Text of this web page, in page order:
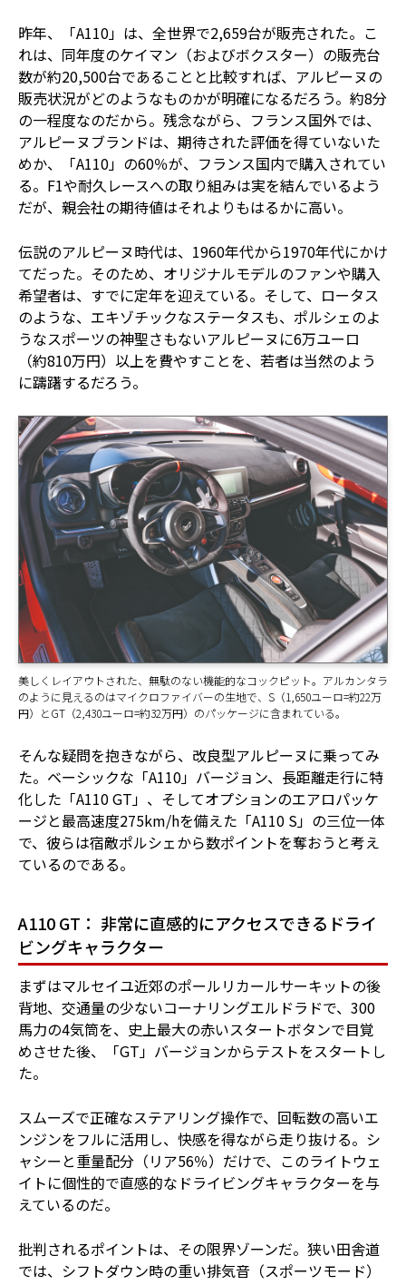
昨年、「A110」は、全世界で2,659台が販売された。こ
れは、同年度のケイマン（およびボクスター）の販売台
数が約20,500台であることと比較すれば、アルピーヌの
販売状況がどのようなものかが明確になるだろう。約8分
の一程度なのだから。残念ながら、フランス国外では、
アルピーヌブランドは、期待された評価を得ていないた
めか、「A110」の60％が、フランス国内で購入されてい
る。F1や耐久レースへの取り組みは実を結んでいるよう
だが、親会社の期待値はそれよりもはるかに高い。
伝説のアルピーヌ時代は、1960年代から1970年代にかけ
てだった。そのため、オリジナルモデルのファンや購入
希望者は、すでに定年を迎えている。そして、ロータス
のような、エキゾチックなステータスも、ポルシェのよ
うなスポーツの神聖さもないアルピーヌに6万ユーロ
（約810万円）以上を費やすことを、若者は当然のよう
に躊躇するだろう。
美しくレイアウトされた、無駄のない機能的なコックピット。アルカンタラ
のように見えるのはマイクロファイバーの生地で、S（1,650ユーロ=約22万
円）とGT（2,430ユーロ=約32万円）のパッケージに含まれている。
そんな疑問を抱きながら、改良型アルピーヌに乗ってみ
た。ベーシックな「A110」バージョン、長距離走行に特
化した「A110 GT」、そしてオプションのエアロパッケ
ージと最高速度275km/hを備えた「A110 S」の三位一体
で、彼らは宿敵ポルシェから数ポイントを奪おうと考え
ているのである。
A110 GT： 非常に直感的にアクセスできるドライ
ビングキャラクター
まずはマルセイユ近郊のポールリカールサーキットの後
背地、交通量の少ないコーナリングエルドラドで、300
馬力の4気筒を、史上最大の赤いスタートボタンで目覚
めさせた後、「GT」バージョンからテストをスタートし
た。
スムーズで正確なステアリング操作で、回転数の高いエ
ンジンをフルに活用し、快感を得ながら走り抜ける。シ
ャシーと重量配分（リア56％）だけで、このライトウェ
イトに個性的で直感的なドライビングキャラクターを与
えているのだ。
批判されるポイントは、その限界ゾーンだ。狭い田舎道
では、シフトダウン時の重い排気音（スポーツモード）